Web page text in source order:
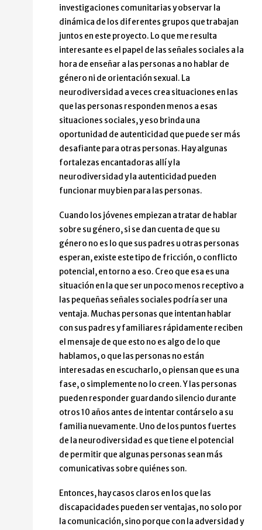
investigaciones comunitarias y observar la
dinámica de los diferentes grupos que trabajan
juntos en este proyecto. Lo que me resulta
interesante es el papel de las señales sociales a la
hora de enseñar a las personas a no hablar de
género ni de orientación sexual. La
neurodiversidad a veces crea situaciones en las
que las personas responden menos a esas
situaciones sociales, y eso brinda una
oportunidad de autenticidad que puede ser más
desafiante para otras personas. Hay algunas
fortalezas encantadoras allí y la
neurodiversidad y la autenticidad pueden
funcionar muy bien para las personas.
Cuando los jóvenes empiezan a tratar de hablar
sobre su género, si se dan cuenta de que su
género no es lo que sus padres u otras personas
esperan, existe este tipo de fricción, o conflicto
potencial, en torno a eso. Creo que esa es una
situación en la que ser un poco menos receptivo a
las pequeñas señales sociales podría ser una
ventaja. Muchas personas que intentan hablar
con sus padres y familiares rápidamente reciben
el mensaje de que esto no es algo de lo que
hablamos, o que las personas no están
interesadas en escucharlo, o piensan que es una
fase, o simplemente no lo creen. Y las personas
pueden responder guardando silencio durante
otros 10 años antes de intentar contárselo a su
familia nuevamente. Uno de los puntos fuertes
de la neurodiversidad es que tiene el potencial
de permitir que algunas personas sean más
comunicativas sobre quiénes son.
Entonces, hay casos claros en los que las
discapacidades pueden ser ventajas, no solo por
la comunicación, sino porque con la adversidad y